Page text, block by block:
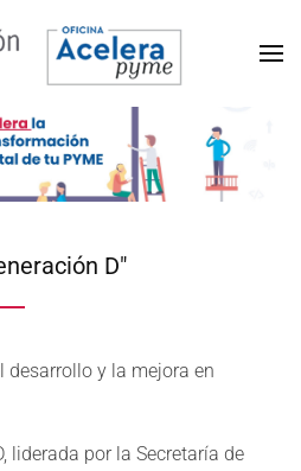
D"
desarrollo y la mejora en
liderada por la Secretaría de